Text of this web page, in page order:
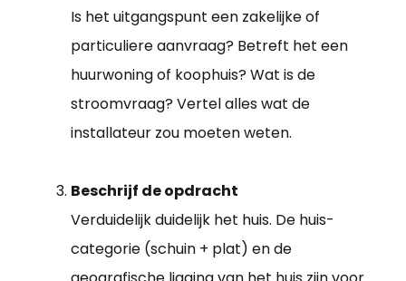
Is het uitgangspunt een zakelijke of
particuliere aanvraag? Betreft het een
huurwoning of koophuis? Wat is de
stroomvraag? Vertel alles wat de
installateur zou moeten weten.
Beschrijf de opdracht
Verduidelijk duidelijk het huis. De huis-
categorie (schuin + plat) en de